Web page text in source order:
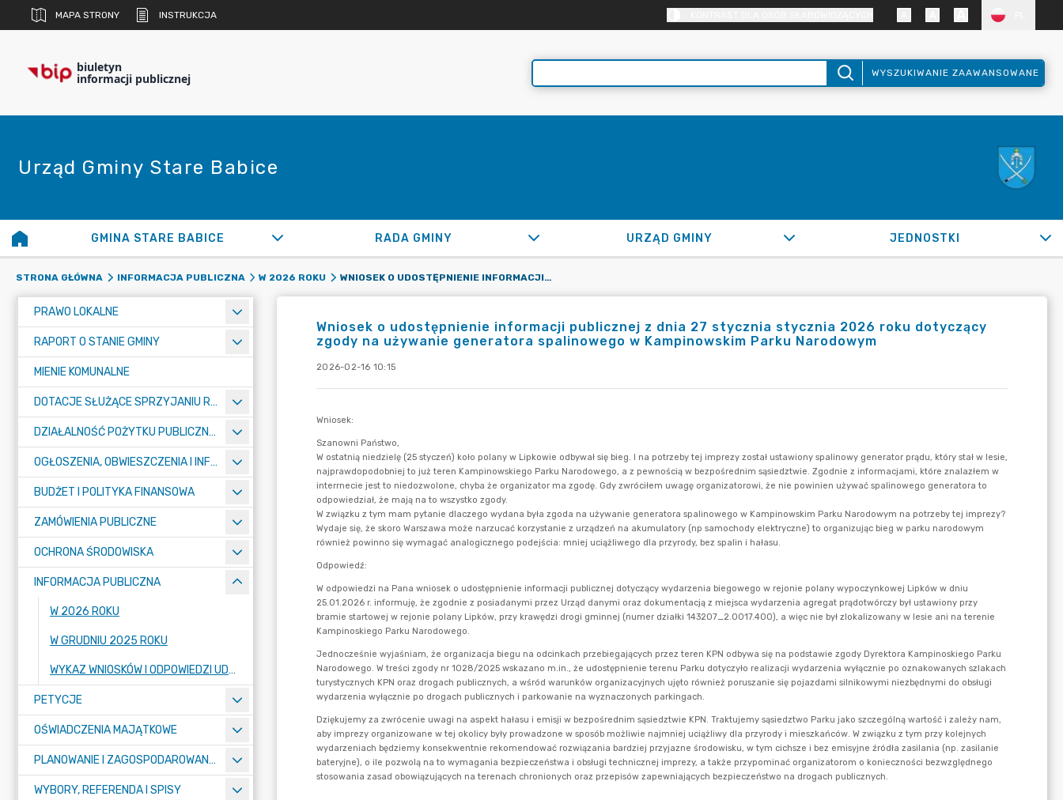
MAPA STRONY INSTRUKCJA
biuletyn
informacji publicznej WYSZUKIWANIE ZAAWANSOWANE
Urząd Gminy Stare Babice
GMINA STARE BABICE RADA GMINY URZĄD GMINY JEDNOSTKI
STRONA GŁÓWNA INFORMACJA PUBLICZNA W 2026 ROKU WNIOSEK O UDOSTĘPNIENIE INFORMACJI PUBLICZNEJ Z DNIA 27 STYCZNIA STYCZNIA 2026 ROKU DOTYCZĄCY ZGODY NA UŻYWANIE GENERATORA SPALINOWEGO W KAMPINOWSKIM PARKU NARODOWYM
PRAWO LOKALNE
RAPORT O STANIE GMINY
MIENIE KOMUNALNE
DOTACJE SŁUŻĄCE SPRZYJANIU ROZWOJOWI SPORTU
DZIAŁALNOŚĆ POŻYTKU PUBLICZNEGO I POMOC SPOŁECZNA – KONKURSY
OGŁOSZENIA, OBWIESZCZENIA I INFORMACJE
BUDŻET I POLITYKA FINANSOWA
ZAMÓWIENIA PUBLICZNE
OCHRONA ŚRODOWISKA
INFORMACJA PUBLICZNA
W 2026 ROKU
W GRUDNIU 2025 ROKU
WYKAZ WNIOSKÓW I ODPOWIEDZI UDZIELONYCH W TRYBIE USTAWY O DOSTĘPIE DO INFORMACJI PUBLICZNEJ Z LAT 2020-2025
PETYCJE
OŚWIADCZENIA MAJĄTKOWE
PLANOWANIE I ZAGOSPODAROWANIE PRZESTRZENNE
WYBORY, REFERENDA I SPISY
Wniosek o udostępnienie informacji publicznej z dnia 27 stycznia stycznia 2026 roku dotyczący
zgody na używanie generatora spalinowego w Kampinowskim Parku Narodowym
2026-02-16 10:15